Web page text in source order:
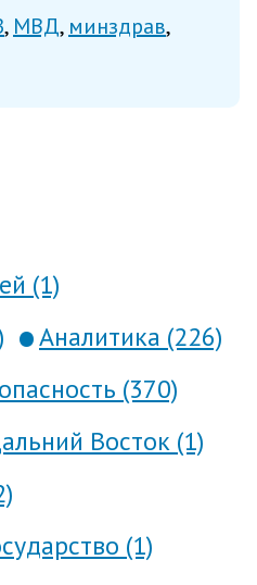
МВД минздрав
(1)
Аналитика (226)
(370)
Восток (1)
(1)